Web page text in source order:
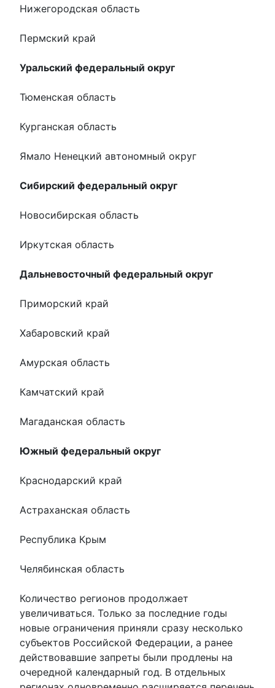
Нижегородская область
Пермский край
Уральский федеральный округ
Тюменская область
Курганская область
Ямало Ненецкий автономный округ
Сибирский федеральный округ
Новосибирская область
Иркутская область
Дальневосточный федеральный округ
Приморский край
Хабаровский край
Амурская область
Камчатский край
Магаданская область
Южный федеральный округ
Краснодарский край
Астраханская область
Республика Крым
Челябинская область
Количество регионов продолжает
увеличиваться. Только за последние годы
новые ограничения приняли сразу несколько
субъектов Российской Федерации, а ранее
действовавшие запреты были продлены на
очередной календарный год. В отдельных